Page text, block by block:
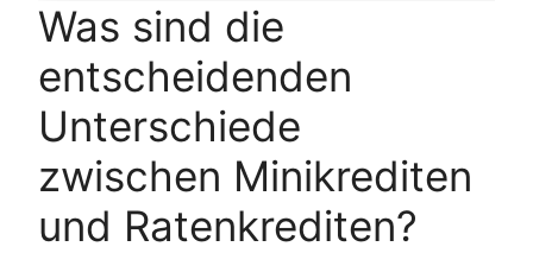
Was sind die
entscheidenden
Unterschiede
zwischen Minikrediten
und Ratenkrediten?